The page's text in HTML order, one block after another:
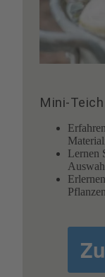
Mini-
Lernen